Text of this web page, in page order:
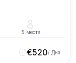
5 места
€520/ Дня